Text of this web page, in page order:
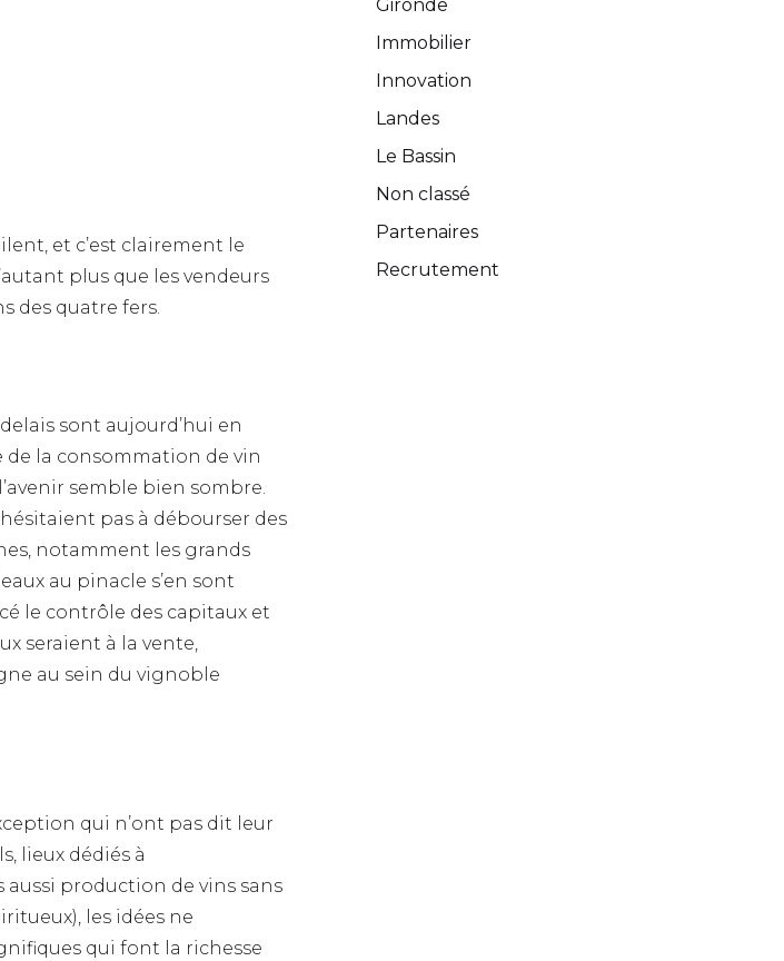
et c’est clairement le
plus que les vendeurs
des quatre fers.
sont aujourd’hui en
de la consommation de vin
semble bien sombre.
pas à débourser des
notamment les grands
au pinacle s’en sont
le contrôle des capitaux et
seraient à la vente,
au sein du vignoble
qui n’ont pas dit leur
lieux dédiés à
aussi production de vins sans
les idées ne
qui font la richesse
Gironde
Immobilier
Innovation
Landes
Le Bassin
Non classé
Partenaires
Recrutement